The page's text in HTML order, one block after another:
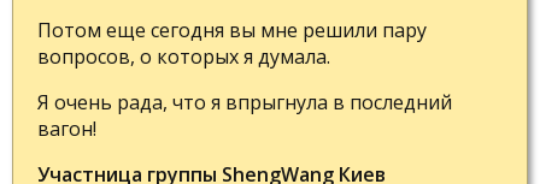
Потом еще сегодня вы мне решили пару
вопросов, о которых я думала.
Я очень рада, что я впрыгнула в последний
вагон!
Участница группы ShengWang Киев